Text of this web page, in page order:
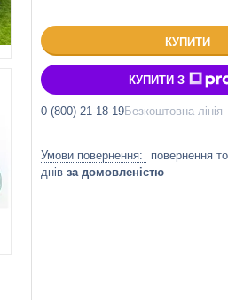
КУПИТИ
КУПИТИ З
0 (800) 21-18-19Безкоштовна лінія
повернення
днів за домовленістю